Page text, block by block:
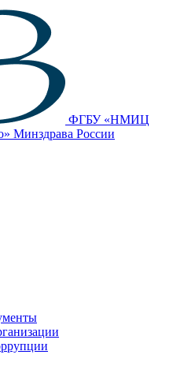
ФГБУ «НМИЦ
Минздрава России